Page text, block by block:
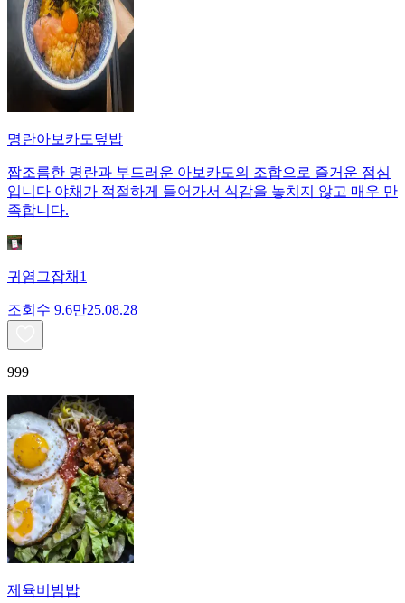
명란아보카도덮밥
짭조름한 명란과 부드러운 아보카도의 조합으로 즐거운 점심
입니다 야채가 적절하게 들어가서 식감을 놓치지 않고 매우 만
족합니다.
귀염그잡채1
조회수 9.6만25.08.28
999+
제육비빔밥